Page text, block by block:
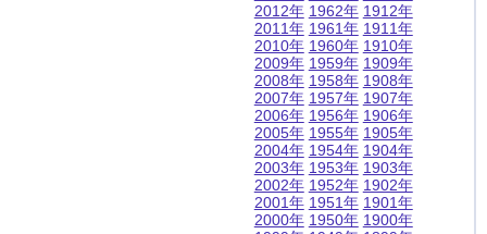
2012年
2011年
2010年
2009年
2008年
2007年
2006年
2005年
2004年
2003年
2002年
2001年
2000年
1962年
1961年
1960年
1959年
1958年
1957年
1956年
1955年
1954年
1953年
1952年
1951年
1950年
1912年
1911年
1910年
1909年
1908年
1907年
1906年
1905年
1904年
1903年
1902年
1901年
1900年